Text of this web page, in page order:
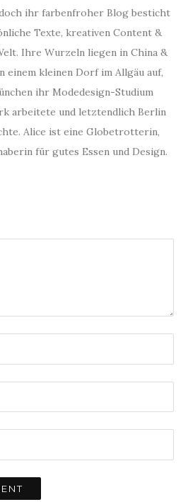
ihr farbenfroher Blog besticht
Texte, kreativen Content &
Ihre Wurzeln liegen in China &
einem kleinen Dorf im Allgäu auf,
ihr Modedesign-Studium
arbeitete und letztendlich Berlin
Alice ist eine Globetrotterin,
für gutes Essen und Design.